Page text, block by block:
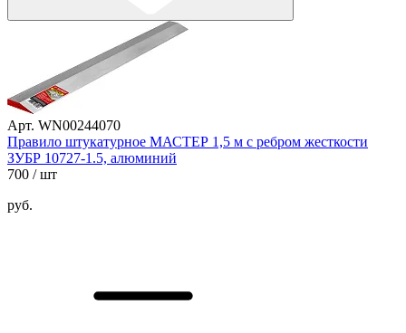
Арт. WN00244070
Правило штукатурное МАСТЕР 1,5 м с ребром жесткости
ЗУБР 10727-1.5, алюминий
700 / шт
руб.